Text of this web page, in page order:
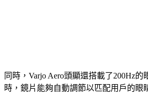
同時，Varjo Aero頭顯還搭載了200Hz
時，鏡片能夠自動調節以匹配用戶的眼